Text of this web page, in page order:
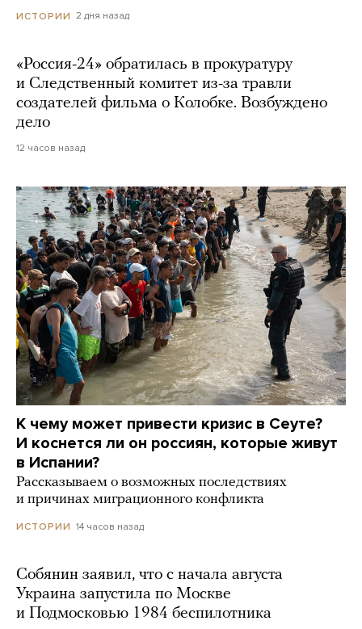
ИСТОРИИ 2 дня назад
«Россия-24» обратилась в прокуратуру
и Следственный комитет из-за травли
создателей фильма о Колобке. Возбуждено
дело
12 часов назад
К чему может привести кризис в Сеуте?
И коснется ли он россиян, которые живут
в Испании?
Рассказываем о возможных последствиях
и причинах миграционного конфликта
ИСТОРИИ 14 часов назад
Собянин заявил, что с начала августа
Украина запустила по Москве
и Подмосковью 1984 беспилотника